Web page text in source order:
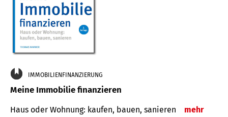
IMMOBILIENFINANZIERUNG
Meine Immobilie finanzieren
Haus oder Wohnung: kaufen, bauen, sanieren mehr